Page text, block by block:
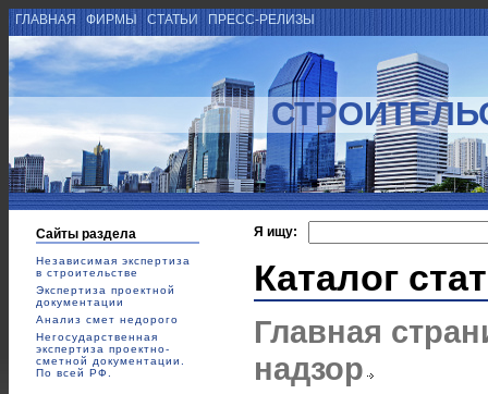
ГЛАВНАЯ ФИРМЫ СТАТЬИ ПРЕСС-РЕЛИЗЫ
Сайты раздела
Независимая экспертиза
в строительстве
Экспертиза проектной
документации
Анализ смет недорого
Негосударственная
экспертиза проектно-
сметной документации.
По всей РФ.
Я ищу:
Каталог
Главная
надзор